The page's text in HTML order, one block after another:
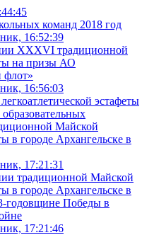
команд 2018 год
16:52:39
XXXVI традиционной
на призы АО
флот»
16:56:03
эстафеты
Майской
в городе Архангельске в
17:21:31
традиционной Майской
в городе Архангельске в
годовщине Победы в
17:21:46